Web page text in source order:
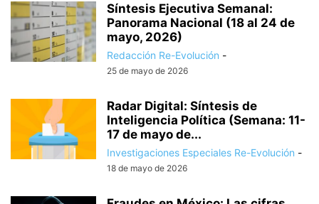
Síntesis Ejecutiva Semanal:
Panorama Nacional (18 al 24 de
mayo, 2026)
Redacción Re-Evolución -
25 de mayo de 2026
Radar Digital: Síntesis de
Inteligencia Política (Semana: 11-
17 de mayo de...
Investigaciones Especiales Re-Evolución -
18 de mayo de 2026